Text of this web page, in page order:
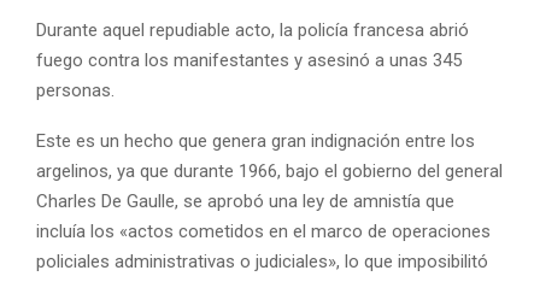
Durante aquel repudiable acto, la policía francesa abrió
fuego contra los manifestantes y asesinó a unas 345
personas.
Este es un hecho que genera gran indignación entre los
argelinos, ya que durante 1966, bajo el gobierno del general
Charles De Gaulle, se aprobó una ley de amnistía que
incluía los «actos cometidos en el marco de operaciones
policiales administrativas o judiciales», lo que imposibilitó